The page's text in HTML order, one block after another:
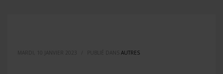
MARDI, 10 JANVIER 2023 PUBLIÉ DANS AUTRES